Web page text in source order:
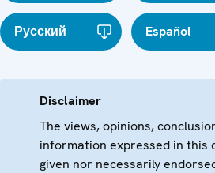
Русский Español
Disclaimer
The views, opinions,
information expressed in this
given nor necessarily